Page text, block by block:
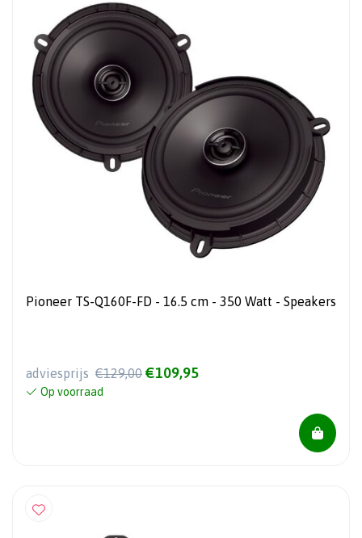
Pioneer TS-Q160F-FD - 16.5 cm - 350 Watt - Speakers
adviesprijs €129,00 €109,95
Op voorraad